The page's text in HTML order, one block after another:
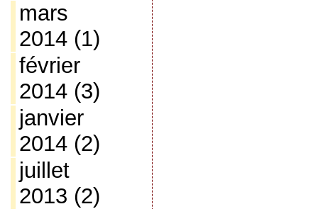
mars
2014(1)
février
2014(3)
janvier
2014(2)
juillet
2013 (2)